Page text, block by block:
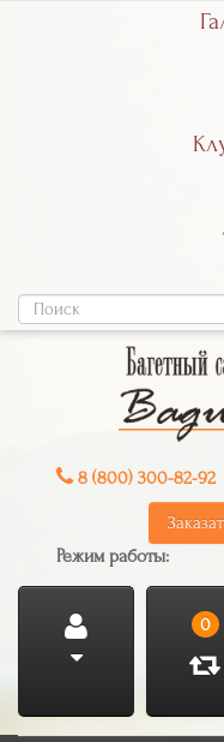
8 (800) 300-82-92
Режим работы:
0